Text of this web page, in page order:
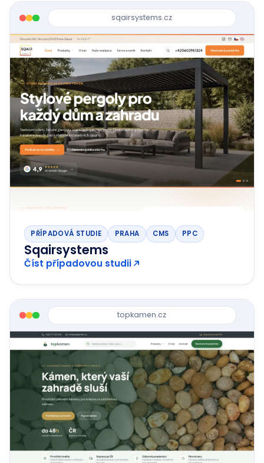
sqairsystems.cz
PŘÍPADOVÁ STUDIE PRAHA CMS PPC
Sqairsystems
Číst případovou studii
topkamen.cz